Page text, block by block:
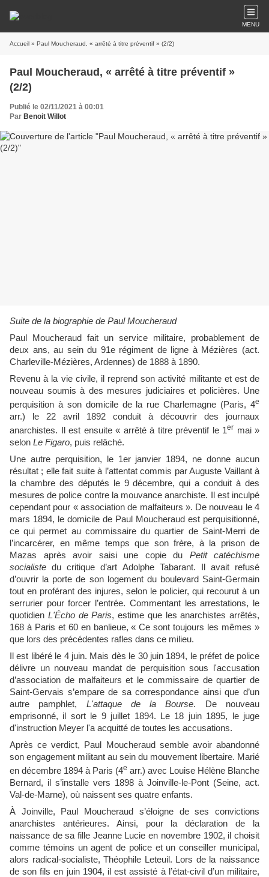
MENU
Accueil » Paul Moucheraud, « arrêté à titre préventif » (2/2)
Paul Moucheraud, « arrêté à titre préventif »
(2/2)
Publié le 02/11/2021 à 00:01
Par Benoit Willot
Suite de la biographie de Paul Moucheraud
Paul Moucheraud fait un service militaire, probablement de
deux ans, au sein du 91e régiment de ligne à Mézières (act.
Charleville-Mézières, Ardennes) de 1888 à 1890.
Revenu à la vie civile, il reprend son activité militante et est de
nouveau soumis à des mesures judiciaires et policières. Une
perquisition à son domicile de la rue Charlemagne (Paris, 4e
arr.) le 22 avril 1892 conduit à découvrir des journaux
anarchistes. Il est ensuite « arrêté à titre préventif le 1er mai »
selon Le Figaro, puis relâché.
Une autre perquisition, le 1er janvier 1894, ne donne aucun
résultat ; elle fait suite à l’attentat commis par Auguste Vaillant à
la chambre des députés le 9 décembre, qui a conduit à des
mesures de police contre la mouvance anarchiste. Il est inculpé
cependant pour « association de malfaiteurs ». De nouveau le 4
mars 1894, le domicile de Paul Moucheraud est perquisitionné,
ce qui permet au commissaire du quartier de Saint-Merri de
l’incarcérer, en même temps que son frère, à la prison de
Mazas après avoir saisi une copie du Petit catéchisme
socialiste du critique d’art Adolphe Tabarant. Il avait refusé
d’ouvrir la porte de son logement du boulevard Saint-Germain
tout en proférant des injures, selon le policier, qui recourut à un
serrurier pour forcer l’entrée. Commentant les arrestations, le
quotidien L'Écho de Paris, estime que les anarchistes arrêtés,
168 à Paris et 60 en banlieue, « Ce sont toujours les mêmes »
que lors des précédentes rafles dans ce milieu.
Il est libéré le 4 juin. Mais dès le 30 juin 1894, le préfet de police
délivre un nouveau mandat de perquisition sous l'accusation
d’association de malfaiteurs et le commissaire de quartier de
Saint-Gervais s’empare de sa correspondance ainsi que d’un
autre pamphlet, L'attaque de la Bourse. De nouveau
emprisonné, il sort le 9 juillet 1894. Le 18 juin 1895, le juge
d'instruction Meyer l'a acquitté de toutes les accusations.
Après ce verdict, Paul Moucheraud semble avoir abandonné
son engagement militant au sein du mouvement libertaire. Marié
en décembre 1894 à Paris (4e arr.) avec Louise Hélène Blanche
Bernard, il s’installe vers 1898 à Joinville-le-Pont (Seine, act.
Val-de-Marne), où naissent ses quatre enfants.
À Joinville, Paul Moucheraud s’éloigne de ses convictions
anarchistes antérieures. Ainsi, pour la déclaration de la
naissance de sa fille Jeanne Lucie en novembre 1902, il choisit
comme témoins un agent de police et un conseiller municipal,
alors radical-socialiste, Théophile Leteuil. Lors de la naissance
de son fils en juin 1904, il est assisté à l’état-civil d’un militaire,